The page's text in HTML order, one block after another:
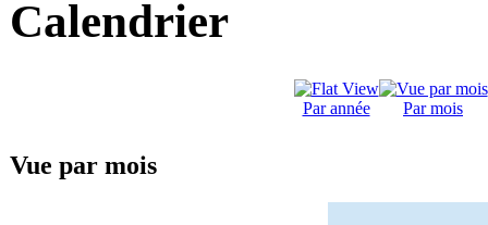
Calendrier
Par année Par mois
Vue par mois